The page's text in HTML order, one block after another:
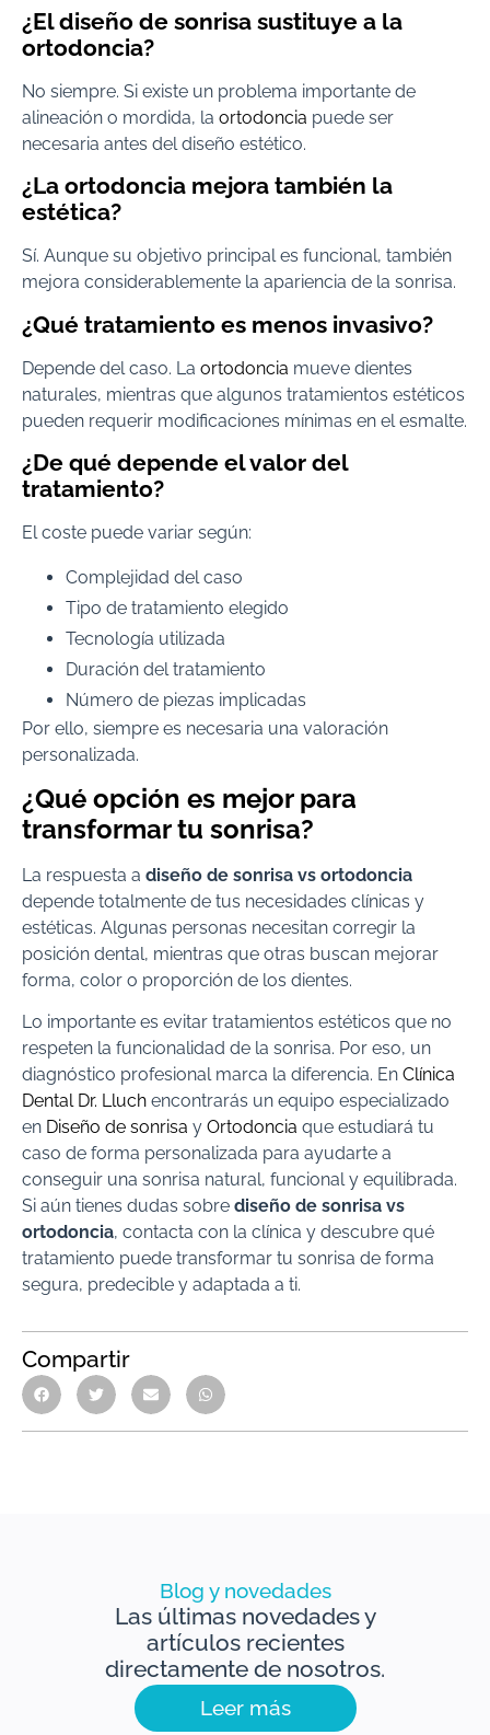
¿El diseño de sonrisa sustituye a la
ortodoncia?
No siempre. Si existe un problema importante de
alineación o mordida, la ortodoncia puede ser
necesaria antes del diseño estético.
¿La ortodoncia mejora también la
estética?
Sí. Aunque su objetivo principal es funcional, también
mejora considerablemente la apariencia de la sonrisa.
¿Qué tratamiento es menos invasivo?
Depende del caso. La ortodoncia mueve dientes
naturales, mientras que algunos tratamientos estéticos
pueden requerir modificaciones mínimas en el esmalte.
¿De qué depende el valor del
tratamiento?
El coste puede variar según:
Complejidad del caso
Tipo de tratamiento elegido
Tecnología utilizada
Duración del tratamiento
Número de piezas implicadas
Por ello, siempre es necesaria una valoración
personalizada.
¿Qué opción es mejor para
transformar tu sonrisa?
La respuesta a diseño de sonrisa vs ortodoncia
depende totalmente de tus necesidades clínicas y
estéticas. Algunas personas necesitan corregir la
posición dental, mientras que otras buscan mejorar
forma, color o proporción de los dientes.
Lo importante es evitar tratamientos estéticos que no
respeten la funcionalidad de la sonrisa. Por eso, un
diagnóstico profesional marca la diferencia. En Clínica
Dental Dr. Lluch encontrarás un equipo especializado
en Diseño de sonrisa y Ortodoncia que estudiará tu
caso de forma personalizada para ayudarte a
conseguir una sonrisa natural, funcional y equilibrada.
Si aún tienes dudas sobre diseño de sonrisa vs
ortodoncia, contacta con la clínica y descubre qué
tratamiento puede transformar tu sonrisa de forma
segura, predecible y adaptada a ti.
Compartir
Blog y novedades
Las últimas novedades y
artículos recientes
directamente de nosotros.
Leer más